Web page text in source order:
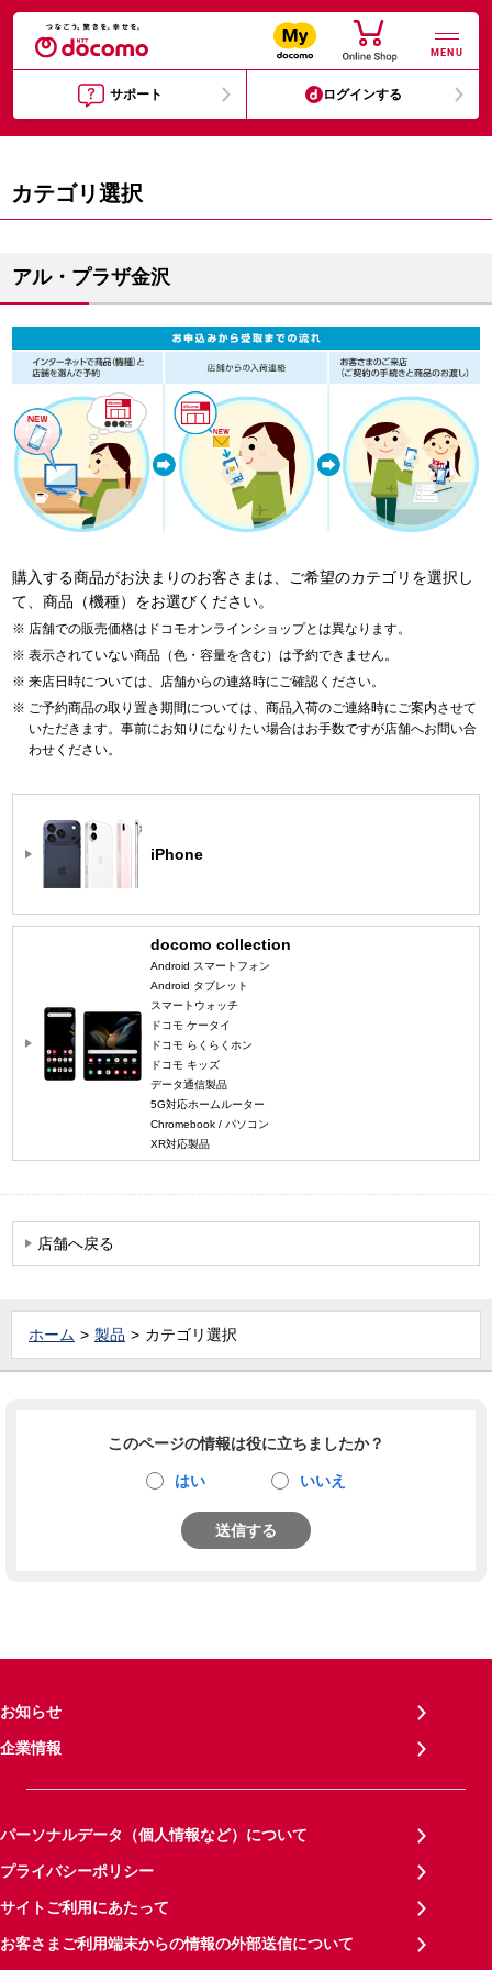
MENU
サポート ログインする
カテゴリ選択
アル・プラザ金沢
購入する商品がお決まりのお客さまは、ご希望のカテゴリを選択し
て、商品（機種）をお選びください。
店舗での販売価格はドコモオンラインショップとは異なります。
表示されていない商品（色・容量を含む）は予約できません。
来店日時については、店舗からの連絡時にご確認ください。
ご予約商品の取り置き期間については、商品入荷のご連絡時にご案内させて
いただきます。事前にお知りになりたい場合はお手数ですが店舗へお問い合
わせください。
iPhone
docomo collection
Android スマートフォン
Android タブレット
スマートウォッチ
ドコモ ケータイ
ドコモ らくらくホン
ドコモ キッズ
データ通信製品
5G対応ホームルーター
Chromebook / パソコン
XR対応製品
店舗へ戻る
ホーム 製品 カテゴリ選択
このページの情報は役に立ちましたか？
はい いいえ
送信する
お知らせ
企業情報
パーソナルデータ（個人情報など）について
プライバシーポリシー
サイトご利用にあたって
お客さまご利用端末からの情報の外部送信について